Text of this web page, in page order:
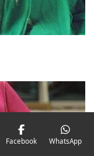
Facebook WhatsApp